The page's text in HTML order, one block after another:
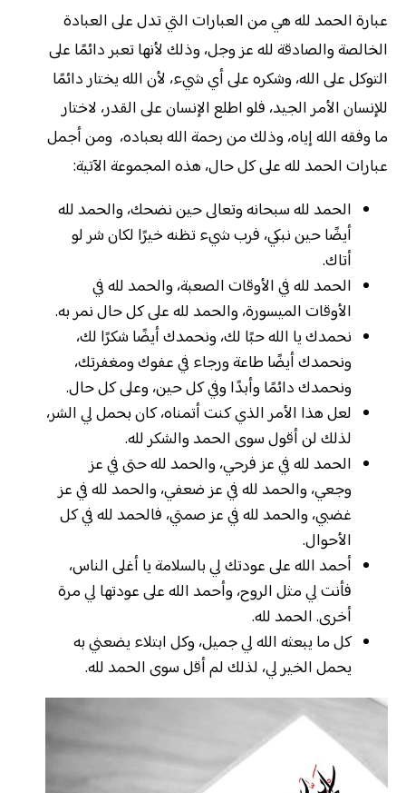
عبارة الحمد لله هي من العبارات التي تدل على العبادة
الخالصة والصادقة لله عز وجل، وذلك لأنها تعبر دائمًا على
التوكل على الله، وشكره على أي شيء، لأن الله يختار دائمًا
للإنسان الأمر الجيد، فلو اطلع الإنسان على القدر، لاختار
ما وفقه الله إياه، وذلك من رحمة الله بعباده، ومن أجمل
عبارات الحمد لله على كل حال، هذه المجموعة الآتية:
الحمد لله سبحانه وتعالى حين نضحك، والحمد لله
أيضًا حين نبكي، فرب شيء تظنه خيرًا لكان شر لو
أتاك.
الحمد لله في الأوقات الصعبة، والحمد لله في
الأوقات الميسورة، والحمد لله على كل حال نمر به.
نحمدك يا الله حبًا لك، ونحمدك أيضًا شكرًا لك،
ونحمدك أيضًا طاعة ورجاء في عفوك ومغفرتك،
ونحمدك دائمًا وأبدًا وفي كل حين، وعلى كل حال.
لعل هذا الأمر الذي كنت أتمناه، كان بحمل لي الشر،
لذلك لن أقول سوى الحمد والشكر لله.
الحمد لله في عز فرحي، والحمد لله حتى في عز
وجعي، والحمد لله في عز ضعفي، والحمد لله في عز
غضبي، والحمد لله في عز صمتي، فالحمد لله في كل
الأحوال.
أحمد الله على عودتك لي بالسلامة يا أغلى الناس،
فأنت لي مثل الروح، وأحمد الله على عودتها لي مرة
أخرى. الحمد لله.
كل ما يبعثه الله لي جميل، وكل ابتلاء يضعني به
يحمل الخير لي، لذلك لم أقل سوى الحمد لله.